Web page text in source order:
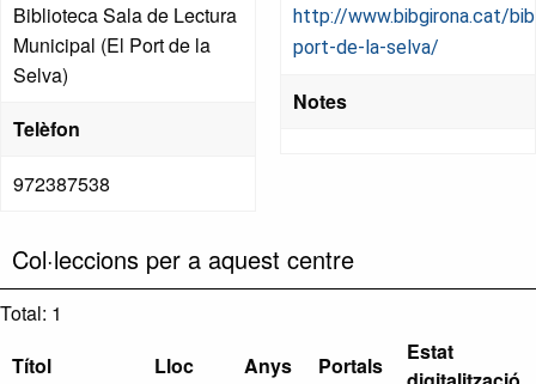
Biblioteca Sala de Lectura
Municipal (El Port de la
Selva)
Telèfon
972387538
http://www.bibgirona.cat/
port-de-la-selva/
Notes
Col·leccions per a aquest centre
Total: 1
Títol
Lloc Anys Portals
Estat